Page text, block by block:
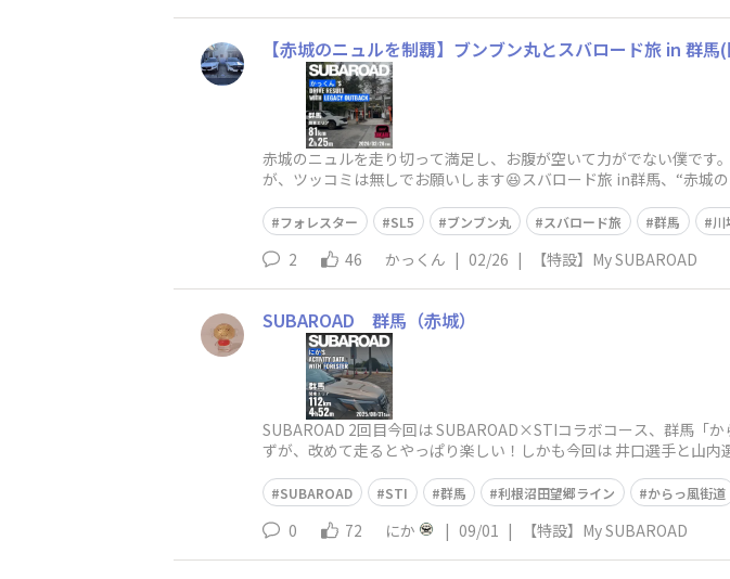
【赤城のニュルを制覇】ブンブン丸とスバロード旅 in 群馬
赤城のニュルを走り切って満足し、お腹が空いて力がでない僕で
が、ツッコミは無しでお願いします😆スバロード旅 in群馬、“赤城
フォレスター SL5 ブンブン丸 スバロード旅 群馬 川
2 46 かっくん | 02/26 | 【特設】My SUBAROAD
SUBAROAD 群馬（赤城）
SUBAROAD 2回目今回は SUBAROAD×STIコラボコース、群馬「
ずが、改めて走るとやっぱり楽しい！しかも今回は 井口選手と山
SUBAROAD STI 群馬 利根沼田望郷ライン からっ風街道
0 72 にか | 09/01 | 【特設】My SUBAROAD